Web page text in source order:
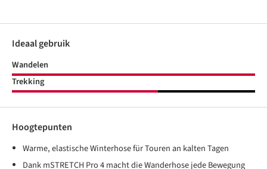
Ideaal gebruik
Wandelen
Trekking
Hoogtepunten
Warme, elastische Winterhose für Touren an kalten Tagen
Dank mSTRETCH Pro 4 macht die Wanderhose jede Bewegung